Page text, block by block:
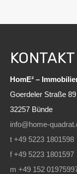
KONTAKT
HomE² –
Goerdeler Straße 89
32257 Bünde
info@home-
t +49 5223 1801598
f +49 5223 1801597
m +49 152